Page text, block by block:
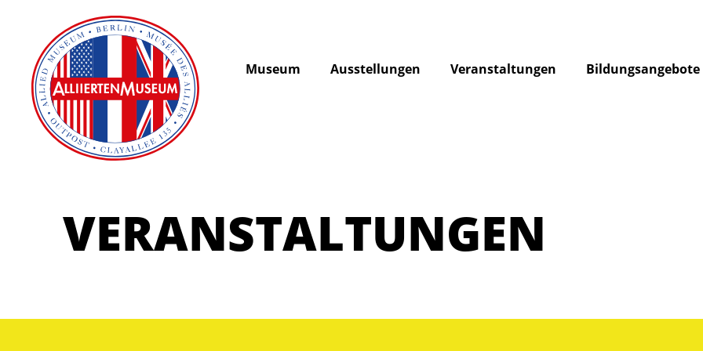
Museum Ausstellungen Veranstaltungen Bildungsangebote
VERANSTALTUNGEN